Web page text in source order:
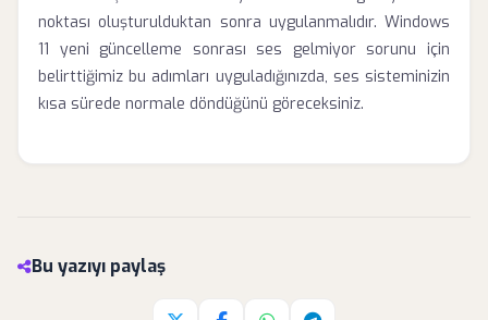
noktası oluşturulduktan sonra uygulanmalıdır. Windows
11 yeni güncelleme sonrası ses gelmiyor sorunu için
belirttiğimiz bu adımları uyguladığınızda, ses sisteminizin
kısa sürede normale döndüğünü göreceksiniz.
Bu yazıyı paylaş